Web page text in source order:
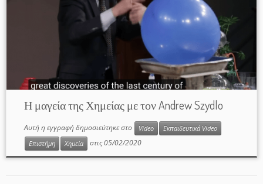
Η μαγεία της Χημείας με τον Andrew Szydlo
Αυτή η εγγραφή δημοσιεύτηκε στο Video
Εκπαιδευτικά Video
Επιστήμη
Χημεία στις05/02/2020